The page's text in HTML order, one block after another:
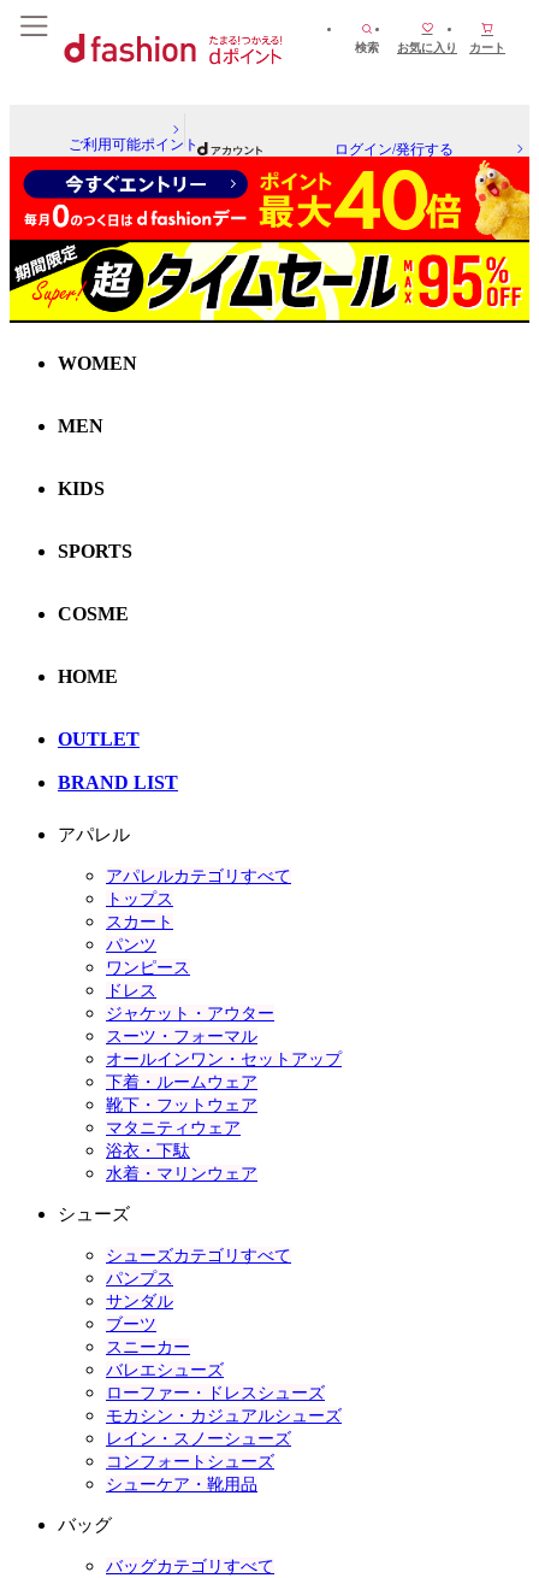
検索 お気に入り カート
ご利用可能ポイント ログイン/発行する
WOMEN
MEN
KIDS
SPORTS
COSME
HOME
OUTLET
BRAND LIST
アパレル
アパレルカテゴリすべて
トップス
スカート
パンツ
ワンピース
ドレス
ジャケット・アウター
スーツ・フォーマル
オールインワン・セットアップ
下着・ルームウェア
靴下・フットウェア
マタニティウェア
浴衣・下駄
水着・マリンウェア
シューズ
シューズカテゴリすべて
パンプス
サンダル
ブーツ
スニーカー
バレエシューズ
ローファー・ドレスシューズ
モカシン・カジュアルシューズ
レイン・スノーシューズ
コンフォートシューズ
シューケア・靴用品
バッグ
バッグカテゴリすべて